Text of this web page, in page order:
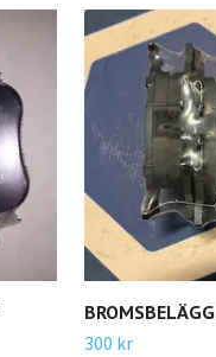
300 kr